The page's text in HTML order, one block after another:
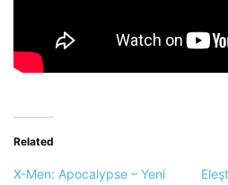
Related
X-Men: Apocalypse – Yeni